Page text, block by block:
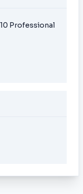
10 Professional